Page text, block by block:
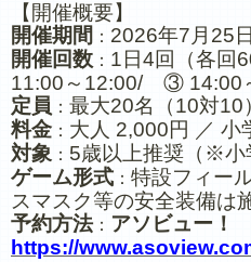
【開催概要】
開催期間 ： 2026年7月25
開催回数 ： 1日4回（各
11:00～12:00/ ③
定員 ： 最大20名（10対10
料金 ： 大人 2,000円 ／ 小
対象 ： 5歳以上推奨（※小
ゲーム形式 ： 特設フィー
スマスク等の安全装備は
予約方法： アソビュー！
https://